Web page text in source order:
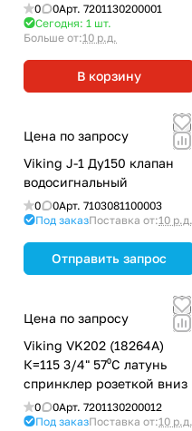
0 0Арт. 7201130200001
Сегодня: 1 шт.
Больше от:10 р.д.
В корзину
Цена по запросу
Viking J-1 Ду150 клапан
водосигнальный
0 0Арт. 7103081100003
Под заказПоставка от:10 р.д.
Отправить запрос
Цена по запросу
Viking VK202 (18264А)
К=115 3/4" 57⁰С латунь
спринклер розеткой вниз
0 0Арт. 7201130200012
Под заказПоставка от:10 р.д.